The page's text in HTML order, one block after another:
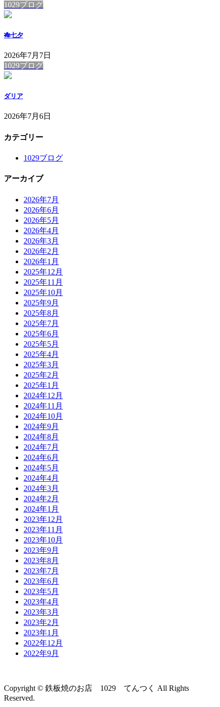
1029ブログ
🎋七夕
2026年7月7日
1029ブログ
ダリア
2026年7月6日
カテゴリー
1029ブログ
アーカイブ
2026年7月
2026年6月
2026年5月
2026年4月
2026年3月
2026年2月
2026年1月
2025年12月
2025年11月
2025年10月
2025年9月
2025年8月
2025年7月
2025年6月
2025年5月
2025年4月
2025年3月
2025年2月
2025年1月
2024年12月
2024年11月
2024年10月
2024年9月
2024年8月
2024年7月
2024年6月
2024年5月
2024年4月
2024年3月
2024年2月
2024年1月
2023年12月
2023年11月
2023年10月
2023年9月
2023年8月
2023年7月
2023年6月
2023年5月
2023年4月
2023年3月
2023年2月
2023年1月
2022年12月
2022年9月
Copyright © 鉄板焼のお店 1029 てんつく All Rights
Reserved.